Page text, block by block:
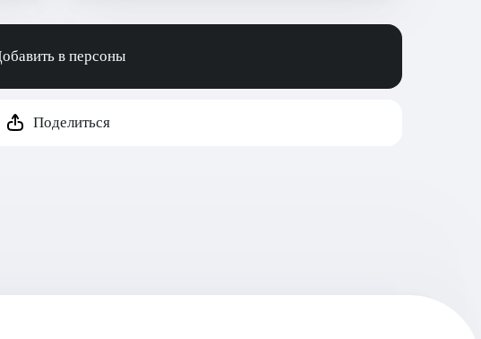
в персоны
Поделиться